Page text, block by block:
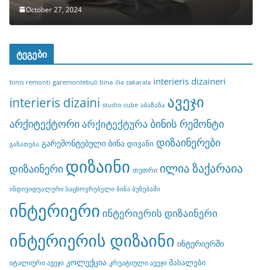
October 27, 2024
ტეგები
binis remonti garemontebuli bina ilia zakaraia interieris dizaineri
interieris dizaini studio cube აბაზანა ავეჯი
არქიტექტორიარქიტექტურა ბინის რემონტი
განათება გარემონტებული ბინა დივანი დიზაინერები
დიზაინერი დიზაინი თეთრი ილია ზაქარაია
ინდივიდუალური საცხოვრებელი ბინა ბუნებაში
ინტერიერი ინტერიერის დიზაინერი
ინტერიერის დიზაინი ინტერიერში
იტალიური ავეჯი კოლექცია კრეატიული ავეჯი მასალები